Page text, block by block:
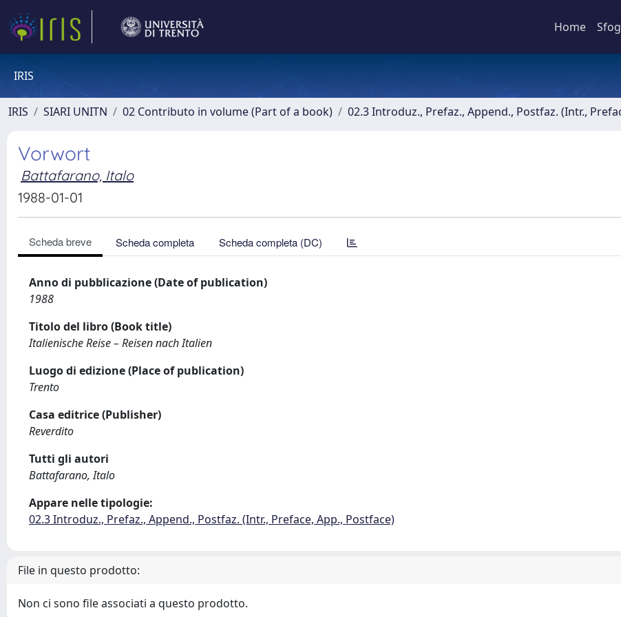
Home
IRIS
IRIS SIARI UNITN 02 Contributo in volume (Part of a book) 02.3 Introduz., Prefaz., Append., Postfaz. (Intr.,
Vorwort
Battafarano, Italo
1988-01-01
Scheda breve Scheda completa Scheda completa (DC)
Anno di pubblicazione (Date of publication)
1988
Titolo del libro (Book title)
Italienische Reise – Reisen nach Italien
Luogo di edizione (Place of publication)
Trento
Casa editrice (Publisher)
Reverdito
Tutti gli autori
Battafarano, Italo
Appare nelle tipologie:
02.3 Introduz., Prefaz., Append., Postfaz. (Intr., Preface, App., Postface)
File in questo prodotto:
Non ci sono file associati a questo prodotto.